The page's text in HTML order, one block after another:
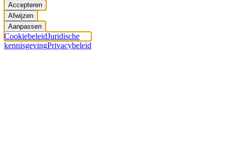
Accepteren
Afwijzen
Aanpassen
CookiebeleidJuridische
kennisgevingPrivacybeleid